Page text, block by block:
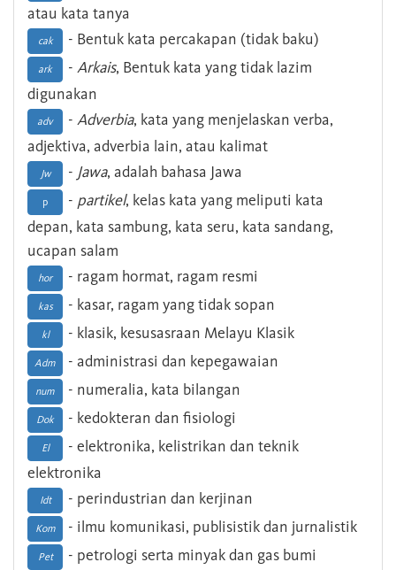
atau kata tanya
cak - Bentuk kata percakapan (tidak baku)
ark - Arkais, Bentuk kata yang tidak lazim
digunakan
adv - Adverbia, kata yang menjelaskan verba,
adjektiva, adverbia lain, atau kalimat
Jw - Jawa, adalah bahasa Jawa
p - partikel, kelas kata yang meliputi kata
depan, kata sambung, kata seru, kata sandang,
ucapan salam
hor - ragam hormat, ragam resmi
kas - kasar, ragam yang tidak sopan
kl - klasik, kesusasraan Melayu Klasik
Adm - administrasi dan kepegawaian
num - numeralia, kata bilangan
Dok - kedokteran dan fisiologi
El
- elektronika, kelistrikan dan teknik
elektronika
Idt - perindustrian dan kerjinan
Kom - ilmu komunikasi, publisistik dan jurnalistik
Pet - petrologi serta minyak dan gas bumi